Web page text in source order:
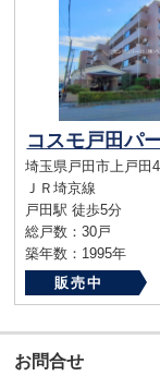
埼玉県戸田市上戸田
ＪＲ埼京線
戸田駅 徒歩5分
総戸数：30戸
築年数：1995年
販売中
お問合せ